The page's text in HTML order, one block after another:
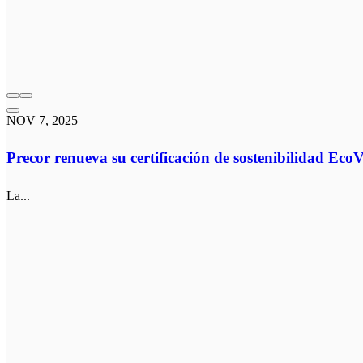
NOV 7, 2025
Precor renueva su certificación de sostenibilidad
La...